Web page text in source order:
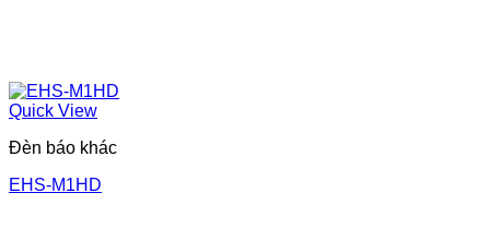
Quick View
Đèn báo khác
EHS-M1HD